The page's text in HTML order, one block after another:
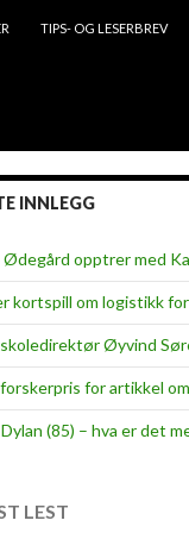
TIPS- OG LESERBREV
INNLEGG
opptrer med
kortspill om logistikk
Øyvind
forskerpris for artikkel
(85) – hva er det
LEST